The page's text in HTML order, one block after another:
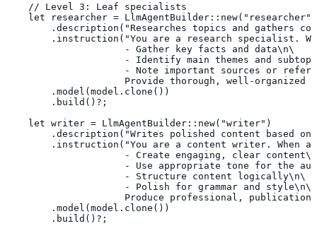
    // Level 3: Leaf specialists
    let researcher = LlmAgentBuilder::new("researcher")
.description("Researches topics and gathers
.instruction("You are a research specialist.
                     - Gather key facts and data\n\
- Identify main themes and
- Note important sources or
Provide thorough, well-organized
        .model(model.clone())
        .build()?;
    let writer = LlmAgentBuilder::new("writer")
.description("Writes polished content based on
.instruction("You are a content writer. When
- Create engaging, clear
- Use appropriate tone for the
                     - Structure content logically\n\
                     - Polish for grammar and style\n\
Produce professional,
        .model(model.clone())
        .build()?;